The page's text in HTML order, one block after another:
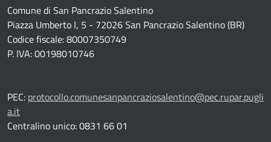
Comune di San Pancrazio Salentino
Piazza Umberto I, 5 - 72026 San Pancrazio Salentino (BR)
Codice fiscale: 80007350749
P. IVA: 00198010746
PEC: protocollo.comunesanpancraziosalentino@pec.rupar.pugli
a.it
Centralino unico: 0831 66 01